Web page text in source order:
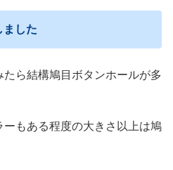
ました
ら結構鳩目ボタンホールが多
もある程度の大きさ以上は鳩